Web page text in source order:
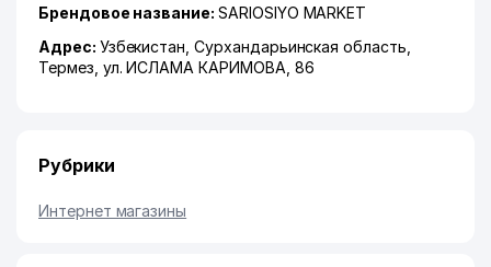
Брендовое название: SARIOSIYO MARKET
Адрес: Узбекистан,Сурхандарьинская область
Термез ул. ИСЛАМА КАРИМОВА , 86
Рубрики
Интернет магазины